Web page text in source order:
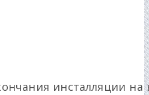
инсталляции